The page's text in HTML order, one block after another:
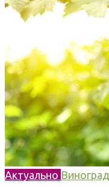
Актуально